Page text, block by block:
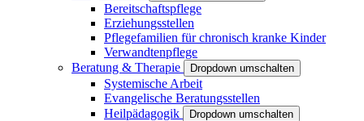
Bereitschaftspflege
Erziehungsstellen
Pflegefamilien für chronisch kranke Kinder
Verwandtenpflege
Beratung & Therapie
Dropdown umschalten
Systemische Arbeit
Evangelische Beratungsstellen
Heilpädagogik
Dropdown umschalten